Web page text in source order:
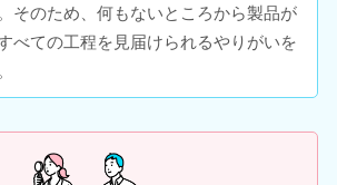
そのため、何もないところから製品が
べての工程を見届けられるやりがいを